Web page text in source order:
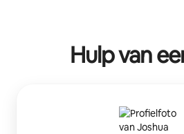
Hulp van